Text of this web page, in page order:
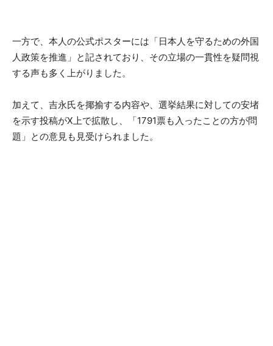
一方で、本人の公式ポスターには「日本人を守るための外国
人政策を推進」と記されており、その立場の一貫性を疑問視
する声も多く上がりました。
加えて、吉永氏を揶揄する内容や、選挙結果に対しての安堵
を示す投稿がX上で拡散し、「1791票も入ったことの方が問
題」との意見も見受けられました。